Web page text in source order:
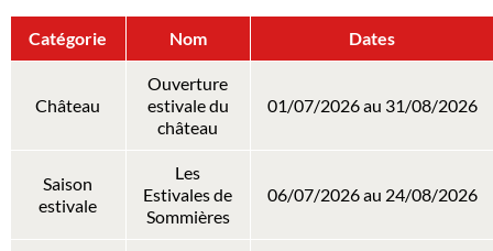
Catégorie Nom Dates
Château
Ouverture
estivale du
château
01/07/2026 au 31/08/2026
Saison
estivale
Les
Estivales de
Sommières
06/07/2026 au 24/08/2026